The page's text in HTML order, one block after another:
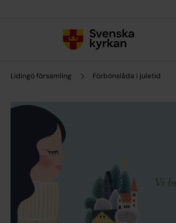
Lidingö församling Förbönslåda i juletid